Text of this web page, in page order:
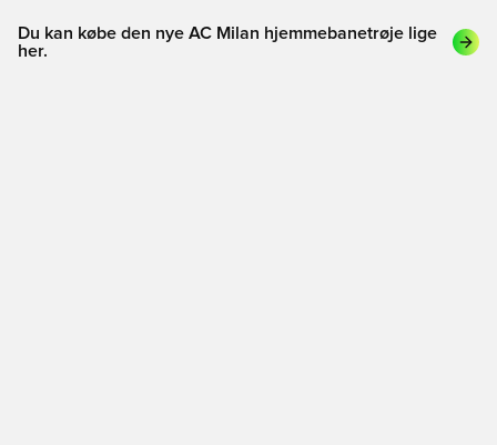
Du kan købe den nye AC Milan hjemmebanetrøje lige
her.